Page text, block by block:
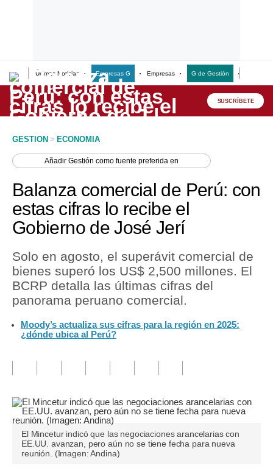
Últimas Noticias Empresas G Empresas G de Gestión
Lo último
Peru Quiosco
Economía
Mercados
Política
Finanzas Personales
Editorial
Pregunta de hoy
SUSCRÍBETE
GESTION > ECONOMIA
AñadirGestión como fuente preferida en
Balanza comercial de Perú: con
estas cifras lo recibe el
Gobierno de José Jerí
Solo en agosto, el superávit comercial de
bienes superó los US$ 2,500 millones. El
BCRP detalla las últimas cifras del
panorama peruano comercial.
Moody’s actualiza sus cifras para la región en 2025:
¿dónde ubica al Perú?
El Mincetur indicó que las negociaciones arancelarias con
EE.UU. avanzan, pero aún no se tiene fecha para nueva
reunión. (Imagen: Andina)